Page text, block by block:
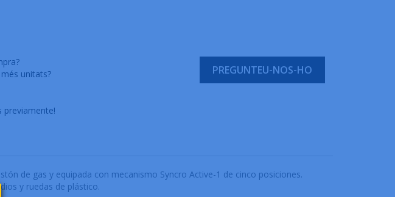
unitats?
previamente!
PREGUNTEU-NOS-HO
de gas y equipada con mecanismo Syncro Active-1 de cinco posiciones.
y ruedas de plástico.